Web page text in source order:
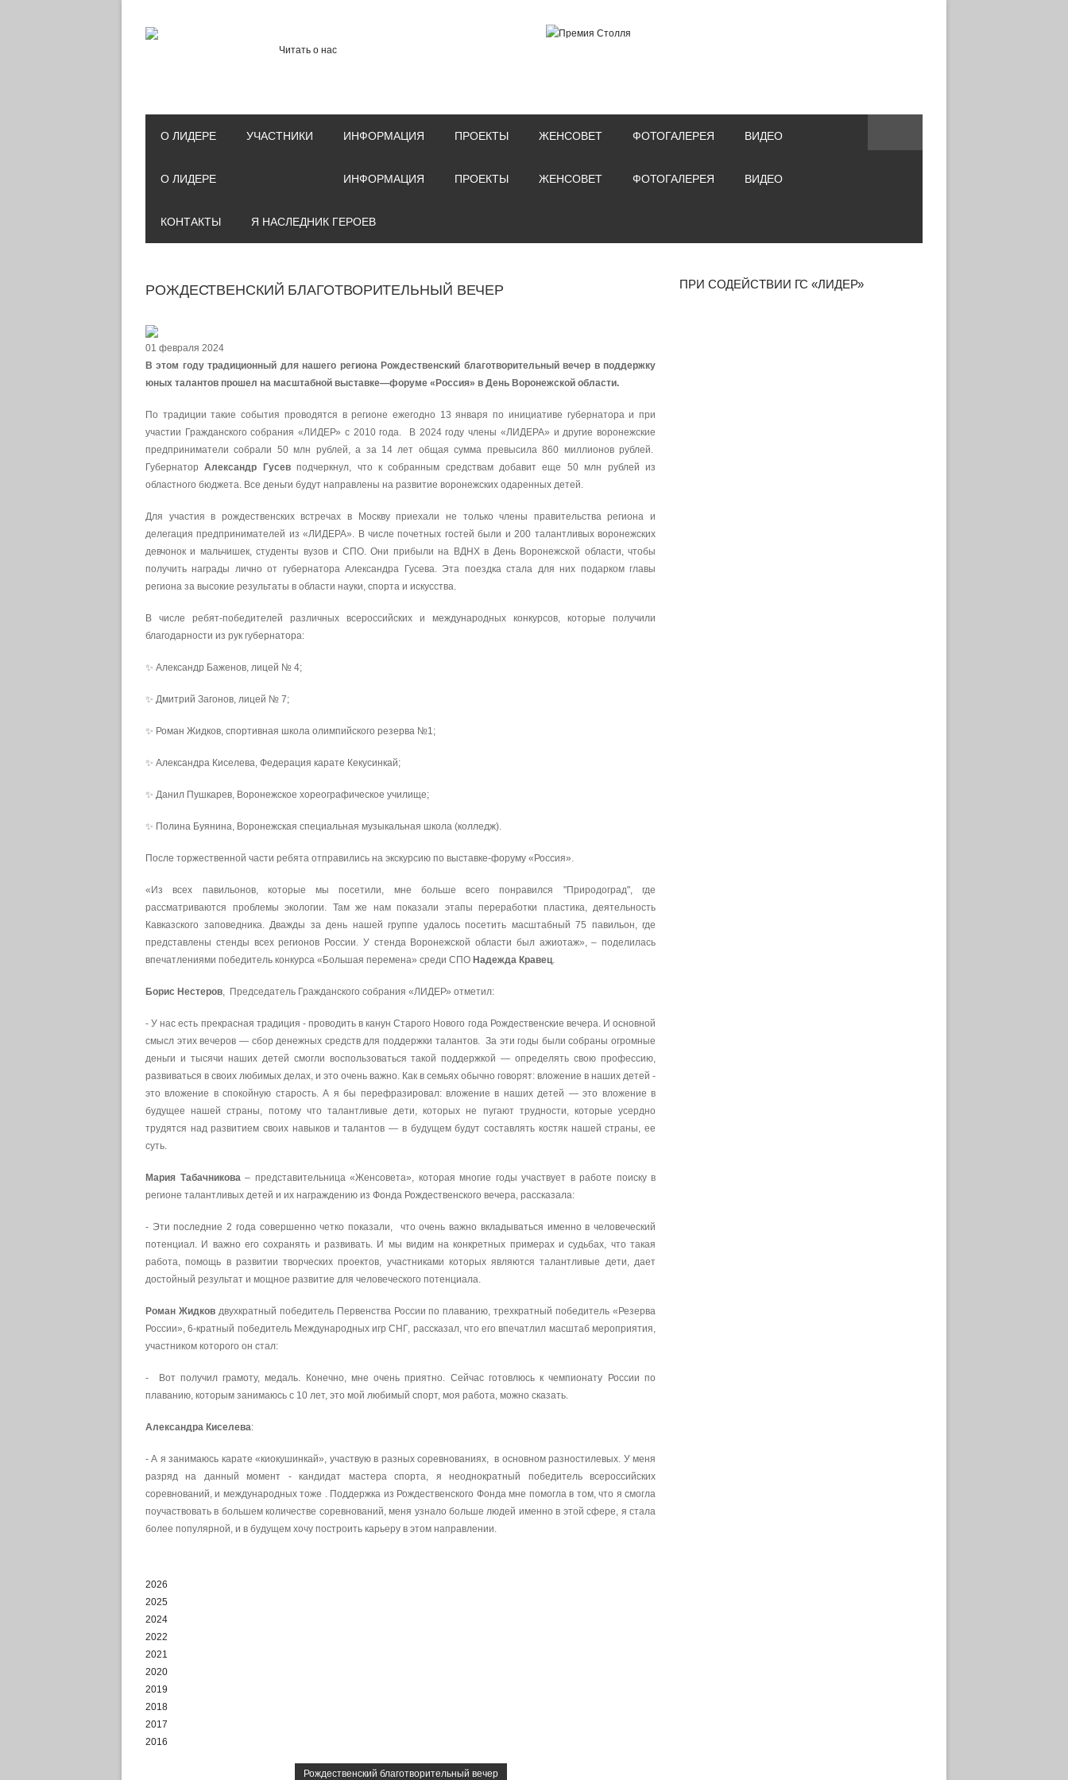
Читать о нас
О ЛИДЕРЕ
О ЛИДЕРЕ
УЧАСТНИКИ ИНФОРМАЦИЯ
ИНФОРМАЦИЯ
ПРОЕКТЫ
ПРОЕКТЫ
ЖЕНСОВЕТ
ЖЕНСОВЕТ
ФОТОГАЛЕРЕЯ
ФОТОГАЛЕРЕЯ
ВИДЕО
ВИДЕО
КОНТАКТЫ Я НАСЛЕДНИК ГЕРОЕВ
РОЖДЕСТВЕНСКИЙ БЛАГОТВОРИТЕЛЬНЫЙ ВЕЧЕР
01 февраля 2024
В этом году традиционный для нашего региона Рождественский благотворительный вечер в поддержку
юных талантов прошел на масштабной выставке—форуме «Россия» в День Воронежской области.
По традиции такие события проводятся в регионе ежегодно 13 января по инициативе губернатора и при
участии Гражданского собрания «ЛИДЕР» с 2010 года. В 2024 году члены «ЛИДЕРА» и другие воронежские
предприниматели собрали 50 млн рублей, а за 14 лет общая сумма превысила 860 миллионов рублей.
ГубернаторАлександр Гусевподчеркнул, что к собранным средствам добавит еще 50 млн рублей из
областного бюджета. Все деньги будут направлены на развитие воронежских одаренных детей.
Для участия в рождественских встречах в Москву приехали не только члены правительства региона и
делегация предпринимателей из «ЛИДЕРА». В числе почетных гостей были и 200 талантливых воронежских
девчонок и мальчишек, студенты вузов и СПО. Они прибыли на ВДНХ в День Воронежской области, чтобы
получить награды лично от губернатора Александра Гусева. Эта поездка стала для них подарком главы
региона за высокие результаты в области науки, спорта и искусства.
В числе ребят-победителей различных всероссийских и международных конкурсов, которые получили
благодарности из рук губернатора:
✨ Александр Баженов, лицей № 4;
✨ Дмитрий Загонов, лицей № 7;
✨ Роман Жидков, спортивная школа олимпийского резерва №1;
✨ Александра Киселева, Федерация карате Кекусинкай;
✨ Данил Пушкарев, Воронежское хореографическое училище;
✨ Полина Буянина, Воронежская специальная музыкальная школа (колледж).
После торжественной части ребята отправились на экскурсию по выставке-форуму «Россия».
«Из всех павильонов, которые мы посетили, мне больше всего понравился "Природоград", где
рассматриваются проблемы экологии. Там же нам показали этапы переработки пластика, деятельность
Кавказского заповедника. Дважды за день нашей группе удалось посетить масштабный 75 павильон, где
представлены стенды всех регионов России. У стенда Воронежской области был ажиотаж», – поделилась
впечатлениями победитель конкурса «Большая перемена» среди СПО Надежда Кравец.
Борис Нестеров, Председатель Гражданского собрания «ЛИДЕР» отметил:
- У нас есть прекрасная традиция - проводить в канун Старого Нового года Рождественские вечера. И основной
смысл этих вечеров — сбор денежных средств для поддержки талантов. За эти годы были собраны огромные
деньги и тысячи наших детей смогли воспользоваться такой поддержкой — определять свою профессию,
развиваться в своих любимых делах, и это очень важно. Как в семьях обычно говорят: вложение в наших детей -
это вложение в спокойную старость. А я бы перефразировал: вложение в наших детей — это вложение в
будущее нашей страны, потому что талантливые дети, которых не пугают трудности, которые усердно
трудятся над развитием своих навыков и талантов — в будущем будут составлять костяк нашей страны, ее
суть.
Мария Табачникова– представительница «Женсовета», которая многие годы участвует в работе поиску в
регионе талантливых детей и их награждению из Фонда Рождественского вечера, рассказала:
- Эти последние 2 года совершенно четко показали, что очень важно вкладываться именно в человеческий
потенциал. И важно его сохранять и развивать. И мы видим на конкретных примерах и судьбах, что такая
работа, помощь в развитии творческих проектов, участниками которых являются талантливые дети, дает
достойный результат и мощное развитие для человеческого потенциала.
Роман Жидковдвухкратный победитель Первенства России по плаванию, трехкратный победитель «Резерва
России», 6-кратный победитель Международных игр СНГ, рассказал, что его впечатлил масштаб мероприятия,
участником которого он стал:
- Вот получил грамоту, медаль. Конечно, мне очень приятно. Сейчас готовлюсь к чемпионату России по
плаванию, которым занимаюсь с 10 лет, это мой любимый спорт, моя работа, можно сказать.
Александра Киселева:
- А я занимаюсь карате «киокушинкай», участвую в разных соревнованиях, в основном разностилевых. У меня
разряд на данный момент - кандидат мастера спорта, я неоднократный победитель всероссийских
соревнований, и международных тоже . Поддержка из Рождественского Фонда мне помогла в том, что я смогла
поучаствовать в большем количестве соревнований, меня узнало больше людей именно в этой сфере, я стала
более популярной, и в будущем хочу построить карьеру в этом направлении.
2026
2025
2024
2022
2021
2020
2019
2018
2017
2016
Рождественский благотворительный вечер
ПРИ СОДЕЙСТВИИ ГС «ЛИДЕР»